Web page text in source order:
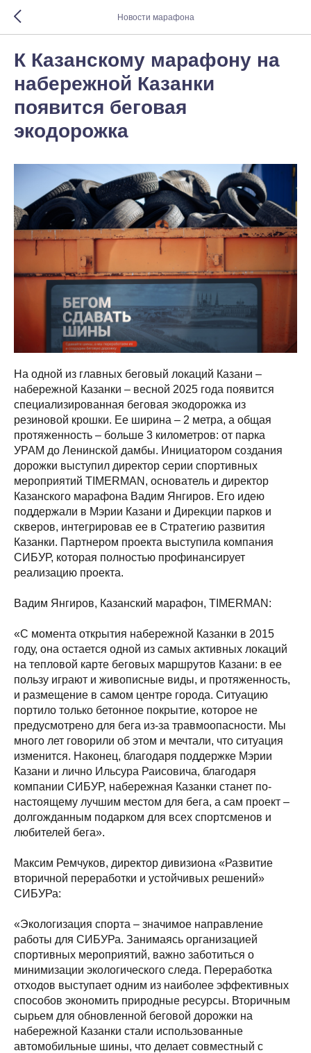
Новости марафона
К Казанскому марафону на
набережной Казанки
появится беговая
экодорожка
На одной из главных беговый локаций Казани –
набережной Казанки – весной 2025 года появится
специализированная беговая экодорожка из
резиновой крошки. Ее ширина – 2 метра, а общая
протяженность – больше 3 километров: от парка
УРАМ до Ленинской дамбы. Инициатором создания
дорожки выступил директор серии спортивных
мероприятий TIMERMAN, основатель и директор
Казанского марафона Вадим Янгиров. Его идею
поддержали в Мэрии Казани и Дирекции парков и
скверов, интегрировав ее в Стратегию развития
Казанки. Партнером проекта выступила компания
СИБУР, которая полностью профинансирует
реализацию проекта.
Вадим Янгиров, Казанский марафон, TIMERMAN:
«С момента открытия набережной Казанки в 2015
году, она остается одной из самых активных локаций
на тепловой карте беговых маршрутов Казани: в ее
пользу играют и живописные виды, и протяженность,
и размещение в самом центре города. Ситуацию
портило только бетонное покрытие, которое не
предусмотрено для бега из-за травмоопасности. Мы
много лет говорили об этом и мечтали, что ситуация
изменится. Наконец, благодаря поддержке Мэрии
Казани и лично Ильсура Раисовича, благодаря
компании СИБУР, набережная Казанки станет по-
настоящему лучшим местом для бега, а сам проект –
долгожданным подарком для всех спортсменов и
любителей бега».
Максим Ремчуков, директор дивизиона «Развитие
вторичной переработки и устойчивых решений»
СИБУРа:
«Экологизация спорта – значимое направление
работы для СИБУРа. Занимаясь организацией
спортивных мероприятий, важно заботиться о
минимизации экологического следа. Переработка
отходов выступает одним из наиболее эффективных
способов экономить природные ресурсы. Вторичным
сырьем для обновленной беговой дорожки на
набережной Казанки стали использованные
автомобильные шины, что делает совместный с